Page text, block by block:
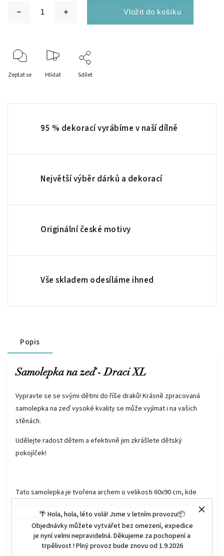
🌴 Hola, hola, léto volá! Jsme v letním provozu📦
Objednávky můžete vytvářet bez omezení, expedice
je nyní velmi nepravidelná. Děkujeme za pochopení a
trpělivost ! Plný provoz bude znovu od 1.9.2026
Zeptat se Hlídat Sdílet
95 % dekorací vyrábíme v naší dílně
Největší výběr dárků a dekorací
Originální české motivy
Vše skladem odesíláme ihned
Popis
Samolepka na zeď - Draci XL
Vypravte se se svými dětmi do říše draků! Krásně zpracovaná
samolepka na zeď vysoké kvality se může vyjímat i na vašich
stěnách.
Udělejte radost dětem a efektivně jim zkrášlete dětský
pokojíček!
Tato samolepka je tvořena archem o velikosti 60x90 cm, kde
jsou naskládané jednotlivé díly tak, aby byla samolepka ve finále
co největší.